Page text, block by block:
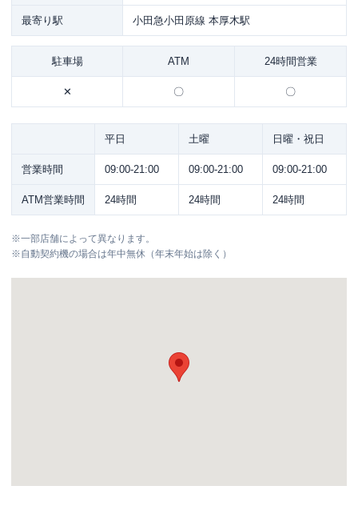
最寄り駅 小田急小田原線 本厚木駅
駐車場 ATM 24時間営業
✕ 〇 〇
平日 土曜 日曜・祝日
営業時間 09:00-21:00 09:00-21:00 09:00-21:00
ATM営業時間 24時間 24時間 24時間
※一部店舗によって異なります。
※自動契約機の場合は年中無休（年末年始は除く）